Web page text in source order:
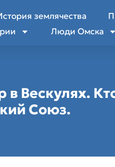
землячества
Люди Омска
в Вескулях.
Союз.